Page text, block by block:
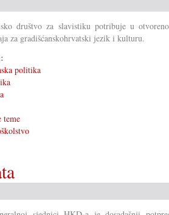
društvo za slavistiku potribuje u
za gradišćanskohrvatski jezik i kulturu.
politika
teme